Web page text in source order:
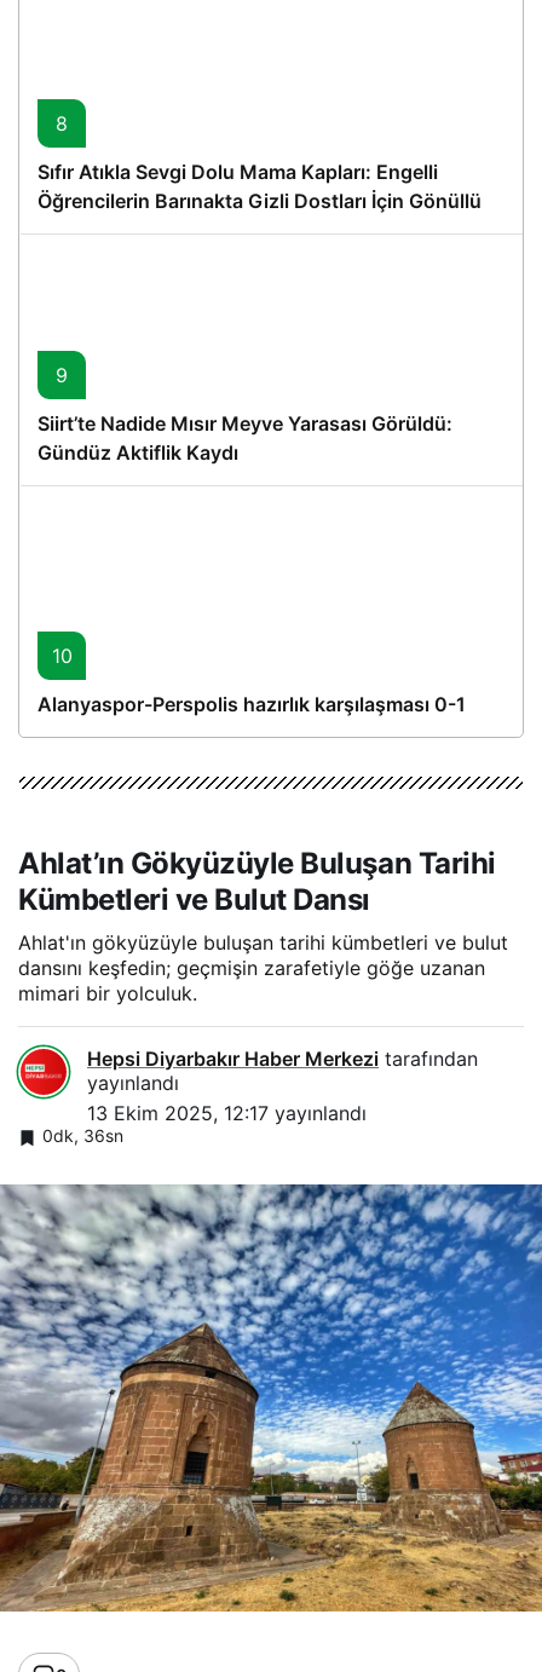
8
Sıfır Atıkla Sevgi Dolu Mama Kapları: Engelli
Öğrencilerin Barınakta Gizli Dostları İçin Gönüllü
Proje
9
Siirt’te Nadide Mısır Meyve Yarasası Görüldü:
Gündüz Aktiflik Kaydı
10
Alanyaspor-Perspolis hazırlık karşılaşması 0-1
Ahlat’ın Gökyüzüyle Buluşan Tarihi
Kümbetleri ve Bulut Dansı
Ahlat'ın gökyüzüyle buluşan tarihi kümbetleri ve bulut
dansını keşfedin; geçmişin zarafetiyle göğe uzanan
mimari bir yolculuk.
Hepsi Diyarbakır Haber Merkezi tarafından
yayınlandı
13 Ekim 2025, 12:17 yayınlandı
0dk, 36sn